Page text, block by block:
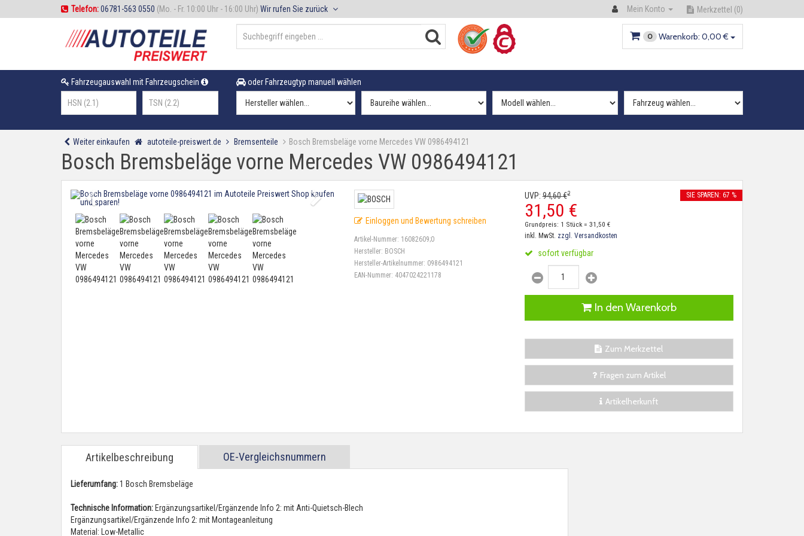
Telefon:06781-563 0550 (Mo. - Fr. 10:00 Uhr - 16:00 Uhr) Wir rufen Sie zurück Mein Konto Merkzettel (0)
0 Warenkorb: 0,00 €
Fahrzeugauswahl mit Fahrzeugschein oder Fahrzeugtyp manuell wählen
Weiter einkaufen autoteile-preiswert.de Bremsenteile Bosch Bremsbeläge vorne Mercedes VW 0986494121
Bosch Bremsbeläge vorne Mercedes VW 0986494121
Einloggen und Bewertung schreiben
Artikel-Nummer: 16082609;0
Hersteller: BOSCH
Hersteller-Artikelnummer: 0986494121
EAN-Nummer: 4047024221178
UVP:94,60€2
31,50 €
SIE SPAREN: 67 %
Grundpreis: 1 Stück = 31,50 €
inkl. MwSt. zzgl. Versandkosten
sofort verfügbar
In den Warenkorb
Zum Merkzettel
Fragen zum Artikel
Artikelherkunft
Artikelbeschreibung OE-Vergleichsnummern
Lieferumfang:1 Bosch Bremsbeläge
Technische Information: Ergänzungsartikel/Ergänzende Info 2: mit Anti-Quietsch-Blech
Ergänzungsartikel/Ergänzende Info 2: mit Montageanleitung
Material: Low-Metallic